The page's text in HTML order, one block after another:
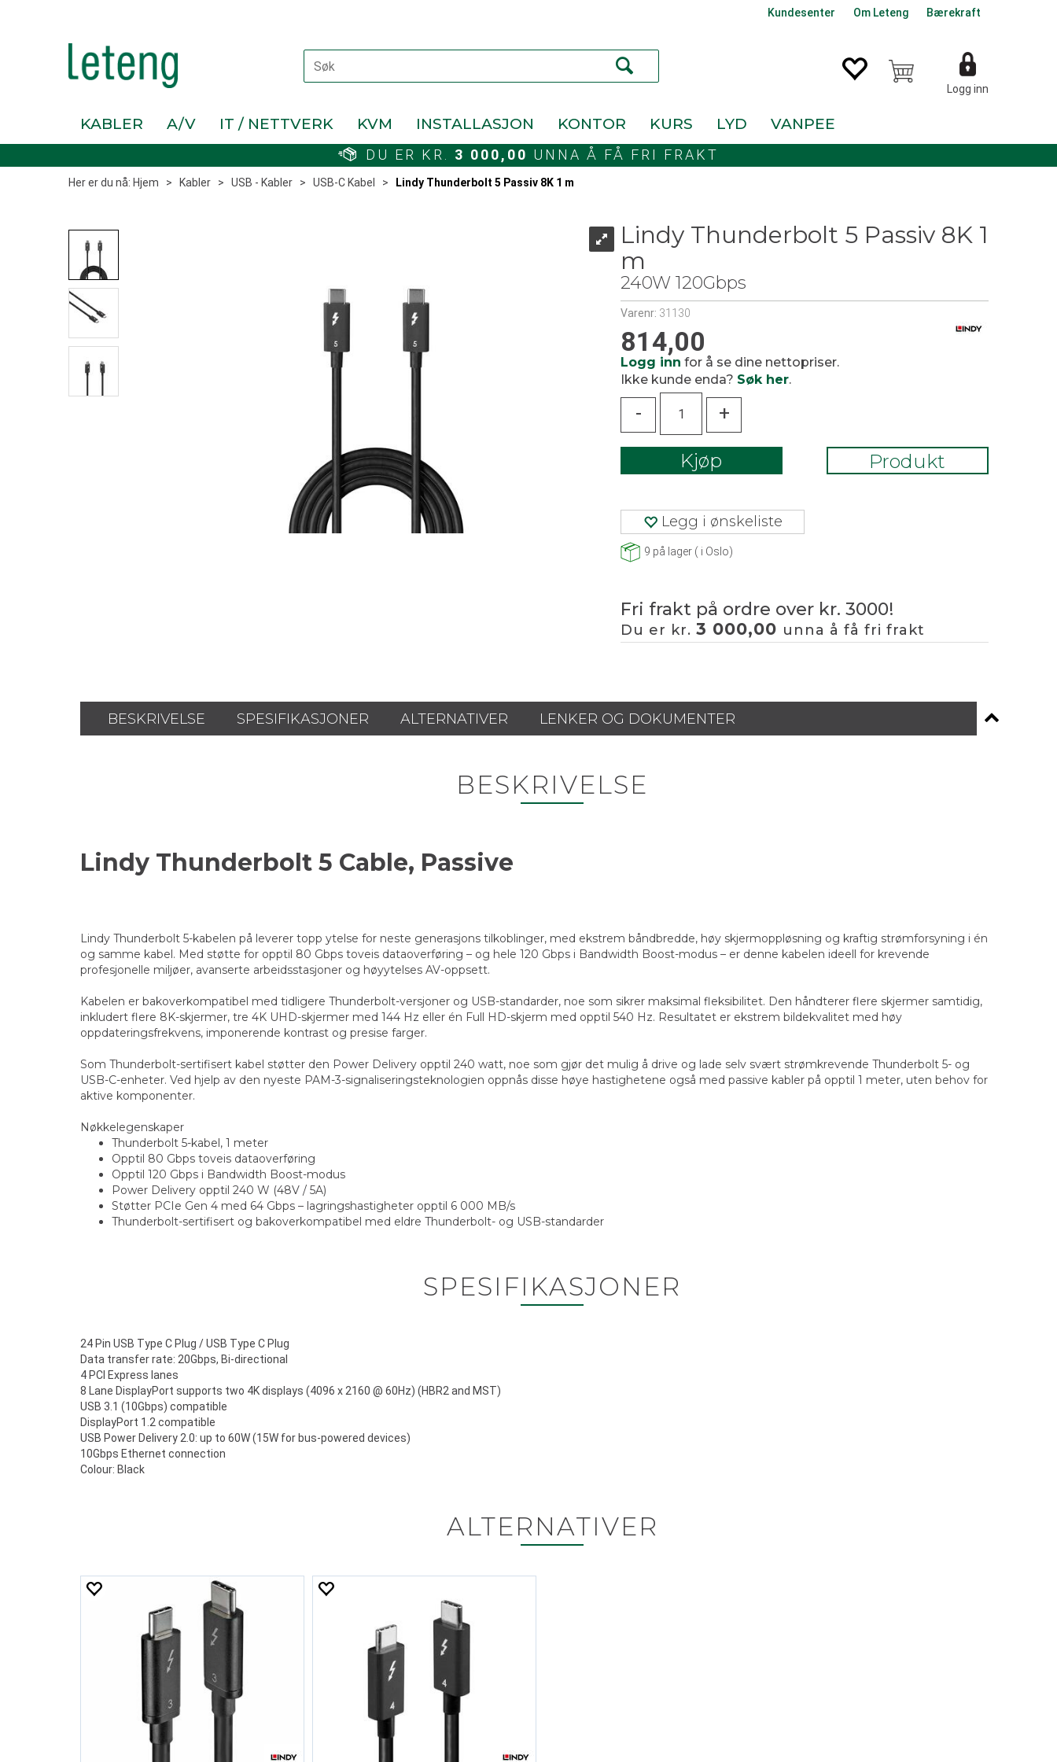
Kundesenter Om Leteng Bærekraft
Logg inn
KABLER A/V IT / NETTVERK KVM INSTALLASJON KONTOR KURS LYD VANPEE
DU ER KR. 3 000,00 UNNA Å FÅ FRI FRAKT
Her er du nå: Hjem > Kabler > USB - Kabler > USB-C Kabel > Lindy Thunderbolt 5 Passiv 8K 1 m
Lindy Thunderbolt 5 Passiv 8K 1
m
240W 120Gbps
Varenr: 31130
814,00
Logg inn for å se dine nettopriser.
Ikke kunde enda? Søk her.
- +
Kjøp Produkt
Legg i ønskeliste
9 på lager ( i Oslo)
Fri frakt på ordre over kr. 3000!
Du er kr. 3 000,00 unna å få fri frakt
BESKRIVELSE SPESIFIKASJONER ALTERNATIVER LENKER OG DOKUMENTER
BESKRIVELSE
Lindy Thunderbolt 5 Cable, Passive
Lindy Thunderbolt 5-kabelen på leverer topp ytelse for neste generasjons tilkoblinger, med ekstrem båndbredde, høy skjermoppløsning og kraftig strømforsyning i én
og samme kabel. Med støtte for opptil 80 Gbps toveis dataoverføring – og hele 120 Gbps i Bandwidth Boost-modus – er denne kabelen ideell for krevende
profesjonelle miljøer, avanserte arbeidsstasjoner og høyytelses AV-oppsett.
Kabelen er bakoverkompatibel med tidligere Thunderbolt-versjoner og USB-standarder, noe som sikrer maksimal fleksibilitet. Den håndterer flere skjermer samtidig,
inkludert flere 8K-skjermer, tre 4K UHD-skjermer med 144 Hz eller én Full HD-skjerm med opptil 540 Hz. Resultatet er ekstrem bildekvalitet med høy
oppdateringsfrekvens, imponerende kontrast og presise farger.
Som Thunderbolt-sertifisert kabel støtter den Power Delivery opptil 240 watt, noe som gjør det mulig å drive og lade selv svært strømkrevende Thunderbolt 5- og
USB-C-enheter. Ved hjelp av den nyeste PAM-3-signaliseringsteknologien oppnås disse høye hastighetene også med passive kabler på opptil 1 meter, uten behov for
aktive komponenter.
Nøkkelegenskaper
Thunderbolt 5-kabel, 1 meter
Opptil 80 Gbps toveis dataoverføring
Opptil 120 Gbps i Bandwidth Boost-modus
Power Delivery opptil 240 W (48V / 5A)
Støtter PCIe Gen 4 med 64 Gbps – lagringshastigheter opptil 6 000 MB/s
Thunderbolt-sertifisert og bakoverkompatibel med eldre Thunderbolt- og USB-standarder
SPESIFIKASJONER
24 Pin USB Type C Plug / USB Type C Plug
Data transfer rate: 20Gbps, Bi-directional
4 PCI Express lanes
8 Lane DisplayPort supports two 4K displays (4096 x 2160 @ 60Hz) (HBR2 and MST)
USB 3.1 (10Gbps) compatible
DisplayPort 1.2 compatible
USB Power Delivery 2.0: up to 60W (15W for bus-powered devices)
10Gbps Ethernet connection
Colour: Black
ALTERNATIVER